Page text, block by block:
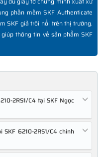
sự phản hồi, góp ý từ Quý
tốt hơn trải nghiệm Khách
KHẢO TRƯỚC KHI
phần mềm SKF Authenticate
SKF giả trôi nổi trên thị trường.
thông tin về sản phẩm SKF
2RS1/C4 tại SKF Ngọc
6210-2RS1/C4 chính